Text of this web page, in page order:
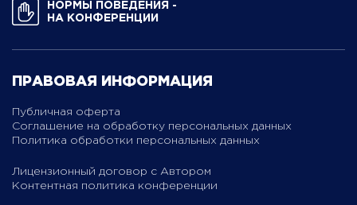
НОРМЫ ПОВЕДЕНИЯ ­
НА КОНФЕРЕНЦИИ
ПРАВОВАЯ ИНФОРМАЦИЯ
Публичная оферта
Соглашение на обработку персональных данных
Политика обработки персональных данных
Лицензионный договор с Автором
Контентная политика конференции